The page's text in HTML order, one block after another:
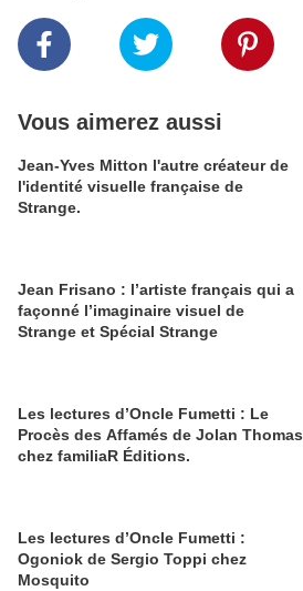
Vous aimerez aussi
Jean-Yves Mitton l'autre créateur de
l'identité visuelle française de
Strange.
Jean Frisano : l’artiste français qui a
façonné l’imaginaire visuel de
Strange et Spécial Strange
Les lectures d’Oncle Fumetti : Le
Procès des Affamés de Jolan Thomas
chez familiaR Éditions.
Les lectures d’Oncle Fumetti :
Ogoniok de Sergio Toppi chez
Mosquito